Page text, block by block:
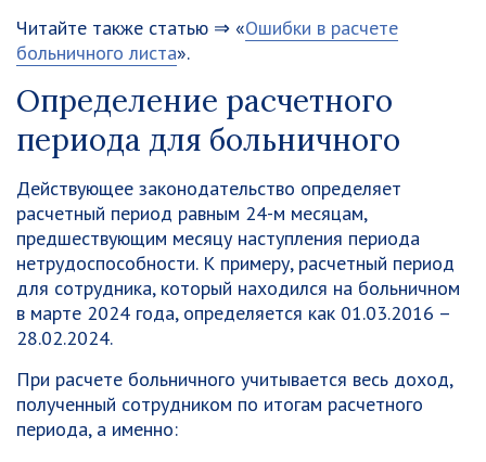
Читайте также статью ⇒ «Ошибки в расчете
больничного листа».
Определение расчетного
периода для больничного
Действующее законодательство определяет
расчетный период равным 24-м месяцам,
предшествующим месяцу наступления периода
нетрудоспособности. К примеру, расчетный период
для сотрудника, который находился на больничном
в марте 2024 года, определяется как 01.03.2016 –
28.02.2024.
При расчете больничного учитывается весь доход,
полученный сотрудником по итогам расчетного
периода, а именно: